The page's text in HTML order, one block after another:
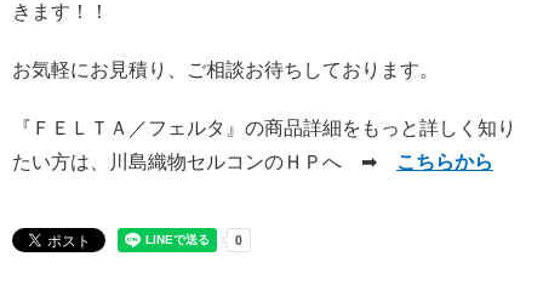
きます！！
お気軽にお見積り、ご相談お待ちしております。
『ＦＥＬＴＡ／フェルタ』の商品詳細をもっと詳しく知り
たい方は、川島織物セルコンのＨＰへ ➡ こちらから